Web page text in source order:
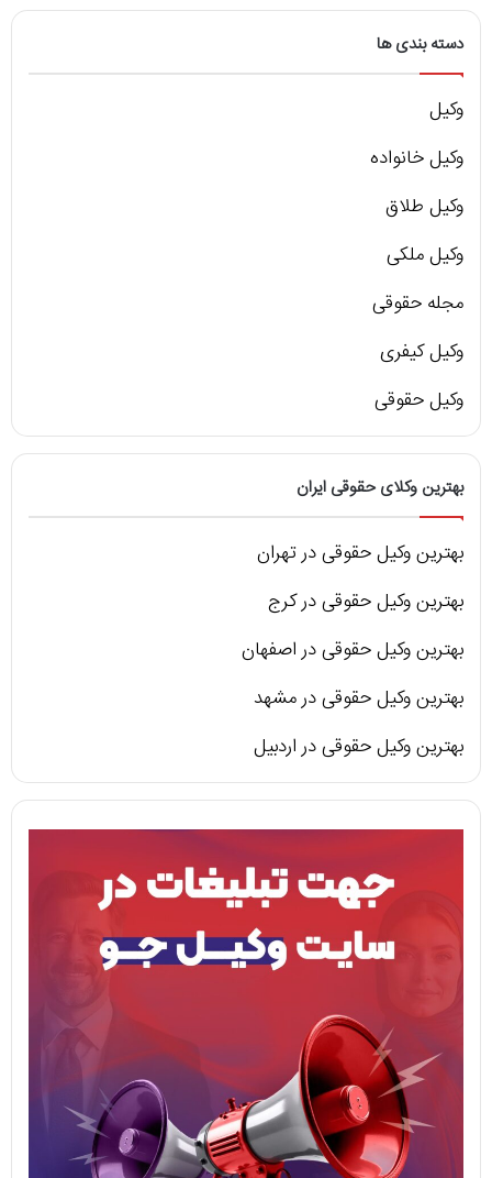
دسته بندی ها
وکیل
وکیل خانواده
وکیل طلاق
وکیل ملکی
مجله حقوقی
وکیل کیفری
وکیل حقوقی
بهترین وکلای حقوقی ایران
بهترین وکیل حقوقی در تهران
بهترین وکیل حقوقی در کرج
بهترین وکیل حقوقی در اصفهان
بهترین وکیل حقوقی در مشهد
بهترین وکیل حقوقی در اردبیل